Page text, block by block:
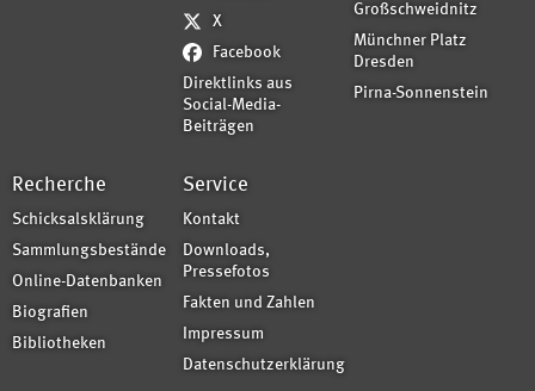
X
Facebook
Direktlinks aus
Social-Media-
Beiträgen
Großschweidnitz
Münchner Platz
Dresden
Pirna-Sonnenstein
Recherche
Schicksalsklärung
Sammlungsbestände
Online-Datenbanken
Biografien
Bibliotheken
Service
Kontakt
Downloads,
Pressefotos
Fakten und Zahlen
Impressum
Datenschutzerklärung